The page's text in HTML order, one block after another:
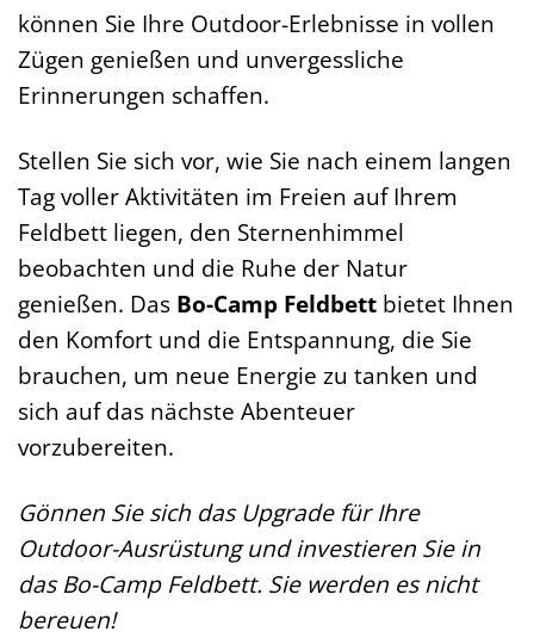
können Sie Ihre Outdoor-Erlebnisse in vollen
Zügen genießen und unvergessliche
Erinnerungen schaffen.
Stellen Sie sich vor, wie Sie nach einem langen
Tag voller Aktivitäten im Freien auf Ihrem
Feldbett liegen, den Sternenhimmel
beobachten und die Ruhe der Natur
genießen. Das Bo-Camp Feldbett bietet Ihnen
den Komfort und die Entspannung, die Sie
brauchen, um neue Energie zu tanken und
sich auf das nächste Abenteuer
vorzubereiten.
Gönnen Sie sich das Upgrade für Ihre
Outdoor-Ausrüstung und investieren Sie in
das Bo-Camp Feldbett. Sie werden es nicht
bereuen!